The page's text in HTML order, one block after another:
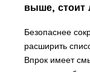
выше, стоит
Безопаснее
расширить
Впрок имеет